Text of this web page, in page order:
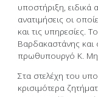
υποστήριξη, ειδικά
ανατιμήσεις οι
και τις υπηρεσίες.
Βαρδακαστάνης και
πρωθυπουργό Κ.
Στα στελέχη του
κρισιμότερα